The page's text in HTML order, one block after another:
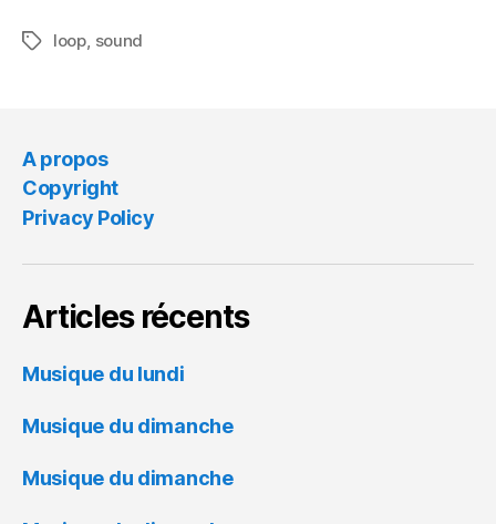
Tagsloop, sound
A propos
Copyright
Privacy Policy
Articles récents
Musique du lundi
Musique du dimanche
Musique du dimanche